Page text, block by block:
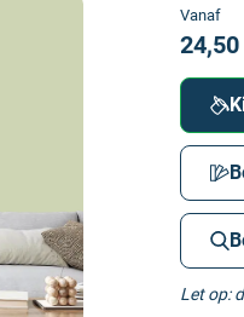
Vanaf
24,50
Let op: